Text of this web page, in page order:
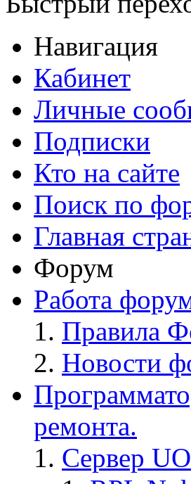
Навигация
Кабинет
Личные
Подписки
Кто на сайте
Поиск по
Главная
Форум
Работа
Правила
Новости
ремонта.
Сервер